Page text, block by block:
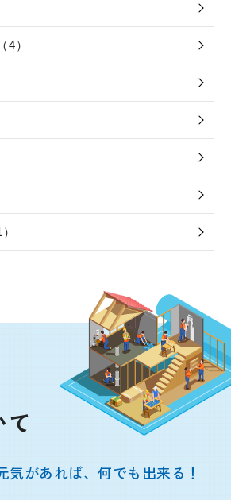
4）
があれば、何でも出来る！